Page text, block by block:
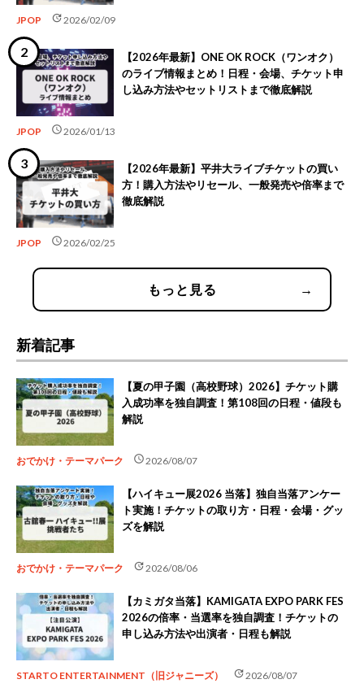
JPOP update2026/02/09
【2026年最新】ONE OK ROCK（ワンオク）
のライブ情報まとめ！日程・会場、チケット申
し込み方法やセットリストまで徹底解説
JPOP schedule2026/01/13
【2026年最新】平井大ライブチケットの買い
方！購入方法やリセール、一般発売や倍率まで
徹底解説
JPOP schedule2026/02/25
もっと見る →
新着記事
【夏の甲子園（高校野球）2026】チケット購
入成功率を独自調査！第108回の日程・値段も
解説
おでかけ・テーマパーク schedule2026/08/07
【ハイキュー展2026 当落】独自当落アンケー
ト実施！チケットの取り方・日程・会場・グッ
ズを解説
おでかけ・テーマパーク update2026/08/06
【カミガタ当落】KAMIGATA EXPO PARK FES
2026の倍率・当選率を独自調査！チケットの
申し込み方法や出演者・日程も解説
STARTO ENTERTAINMENT（旧ジャニーズ） update2026/08/07